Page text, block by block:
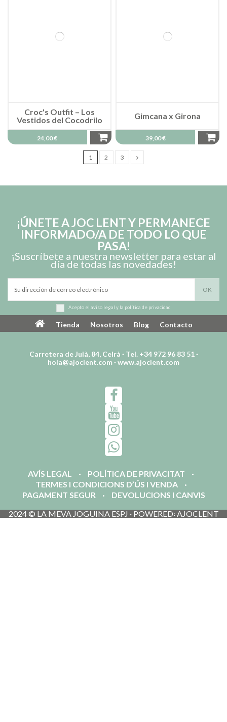
Croc's Outfit – Los
Vestidos del Cocodrilo
24,00 €
Gimcana x Girona
39,00 €
1 2 3
¡ÚNETE A JOC LENT Y PERMANECE
INFORMADO/A DE TODO LO QUE
PASA!
¡Suscríbete a nuestra newsletter para estar al
día de todas las novedades!
Acepto el aviso legal y la política de privacidad
Tienda Nosotros Blog Contacto
Carretera de Juià, 84, Celrà · Tel. +34 972 96 83 51 ·
hola@ajoclent.com ·www.ajoclent.com
AVÍS LEGAL
POLÍTICA DE PRIVACITAT
TERMES I CONDICIONS D’ÚS I VENDA
PAGAMENT SEGUR
DEVOLUCIONS I CANVIS
2024 © LA MEVA JOGUINA ESPJ · POWERED꞉ AJOCLENT